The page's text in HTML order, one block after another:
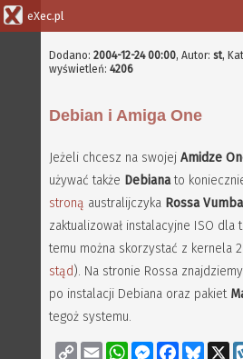
eXec.pl
Dodano: 2004-12-24 00:00, Autor: st,
wyświetleń: 4206
Debian i Amiga One
Jeżeli chcesz na swojej Amidze
używać także Debianato
stroną australijczyka Rossa
zaktualizował instalacyjne ISO dla
temu można skorzystać z kernela
stąd). Na stronie Rossa
po instalacji Debiana oraz pakiet
tegoż systemu.
Copy
Email WhatsAppMessenger
Facebook